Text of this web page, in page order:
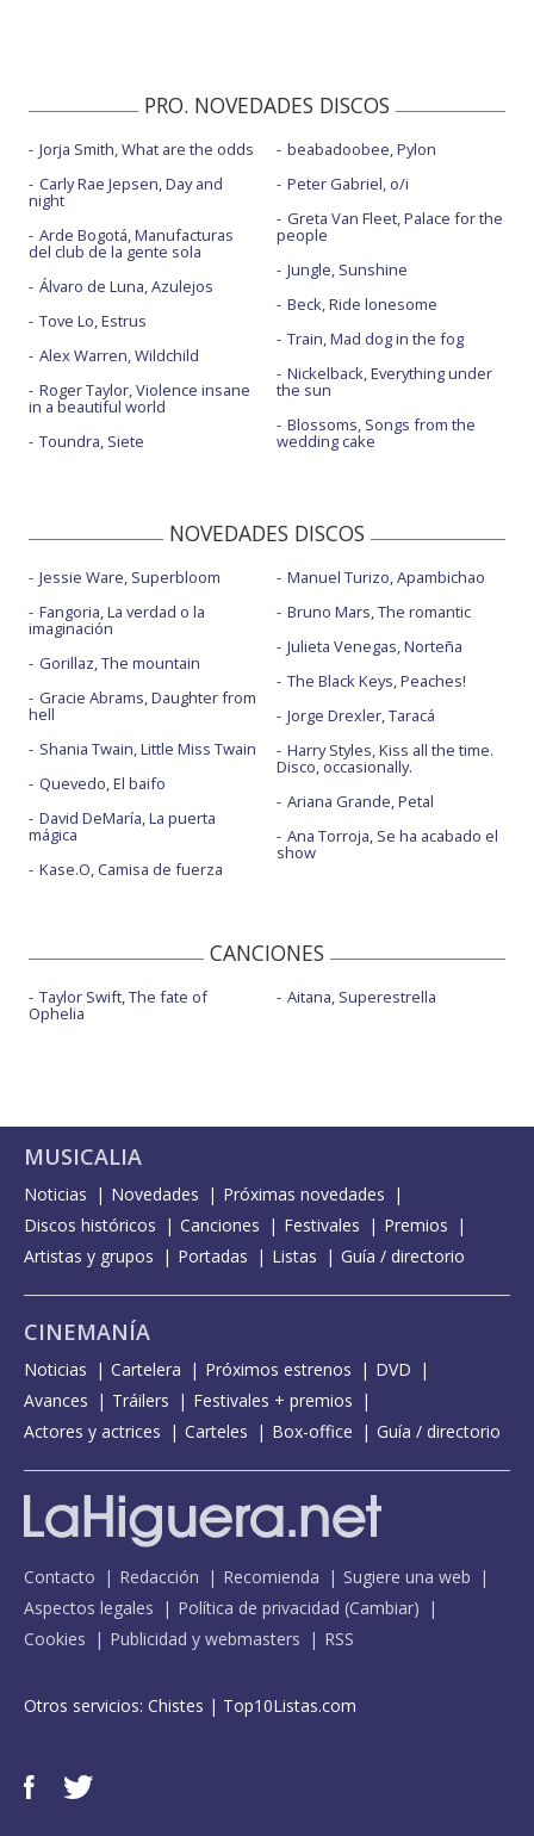
PRO. NOVEDADES DISCOS
Jorja Smith, What are the odds
Carly Rae Jepsen, Day and
night
Arde Bogotá, Manufacturas
del club de la gente sola
Álvaro de Luna, Azulejos
Tove Lo, Estrus
Alex Warren, Wildchild
Roger Taylor, Violence insane
in a beautiful world
Toundra, Siete
beabadoobee, Pylon
Peter Gabriel, o/i
Greta Van Fleet, Palace for the
people
Jungle, Sunshine
Beck, Ride lonesome
Train, Mad dog in the fog
Nickelback, Everything under
the sun
Blossoms, Songs from the
wedding cake
NOVEDADES DISCOS
Jessie Ware, Superbloom
Fangoria, La verdad o la
imaginación
Gorillaz, The mountain
Gracie Abrams, Daughter from
hell
Shania Twain, Little Miss Twain
Quevedo, El baifo
David DeMaría, La puerta
mágica
Kase.O, Camisa de fuerza
Manuel Turizo, Apambichao
Bruno Mars, The romantic
Julieta Venegas, Norteña
The Black Keys, Peaches!
Jorge Drexler, Taracá
Harry Styles, Kiss all the time.
Disco, occasionally.
Ariana Grande, Petal
Ana Torroja, Se ha acabado el
show
CANCIONES
Taylor Swift, The fate of
Ophelia
Aitana, Superestrella
MUSICALIA
Noticias Novedades
Próximas novedades
Discos históricos
Canciones Festivales
Premios
Artistas y grupos
Portadas Listas Guía / directorio
CINEMANÍA
Noticias Cartelera Próximos estrenos
DVD
Avances
Tráilers
Festivales + premios
Actores y actrices
Carteles Box-office Guía / directorio
Contacto Redacción Recomienda
Sugiere una web
Aspectos legales
Política de privacidad (Cambiar)
Cookies
Publicidad y webmasters RSS
Otros servicios: Chistes | Top10Listas.com